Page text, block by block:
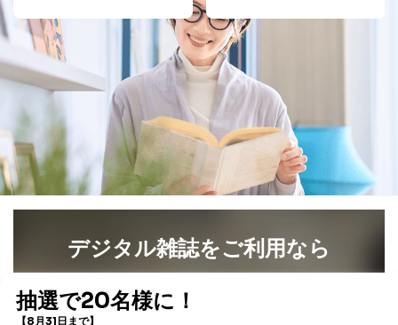
提供先：出版社、出版物発売元、卸売会社、販売
店など商品の供給者、梱包会社、配送会社、新聞
販売店などの梱包・配送・配達会社
４．開示対象個人情報の「開示」「訂正」等の請求につ
いて
当社は、本人から、開示対象個人情報について利用目的
の通知を求められた場合には、遅滞なくこれに応じま
す。ただし、以下①～④のいずれかに該当する場合は、
利用目的の通知を行なうことはできません。そのとき
①利用目的を本人に通知し、又は公表することによって
②利用目的を本人に通知し、又は公表することによって
当該事業者の権利又は正当な利益を害するおそれがある
デジタル雑誌をご利用なら
書籍）が無料で読み放題！